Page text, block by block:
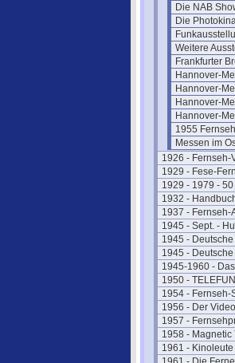
Die NAB
Die
Weitere
Frankfurter
Hannover-
Hannover-
Hannover-
Hannover-
1955
Messen im
1926 - Fernseh-
1929 - Fese-
1929 - 1979 -
1932 -
1937 - Fernseh-
1945 - Sept. -
1945 -
1945 - Deutsche
1945-1960 -
1950 -
1954 - Fernseh-
1956 - Der
1957 -
1958 - Magnetic
1961 - Kinoleute